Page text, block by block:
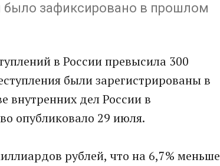
зафиксировано в прошлом
в России превысила 300
были зарегистрированы в
внутренних дел России в
опубликовало 29 июля.
рублей, что на 6,7% меньше